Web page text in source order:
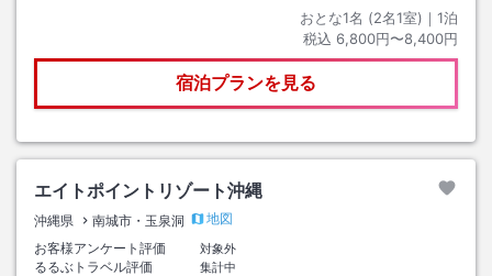
おとな1名 (2名1室)｜ 1泊
税込 6,800円〜8,400円
宿泊プランを見る
エイトポイントリゾート沖縄
沖縄県 南城市・玉泉洞
地図
お客様アンケート評価
対象外
るるぶトラベル評価
集計中